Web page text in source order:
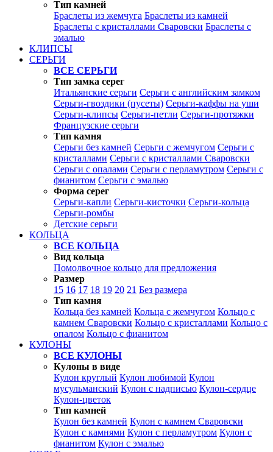
Тип камней
Браслеты из жемчуга Браслеты из камней
Браслеты с кристаллами Сваровски Браслеты с
эмалью
КЛИПСЫ
СЕРЬГИ
ВСЕ СЕРЬГИ
Тип замка серег
Итальянские серьги Серьги с английским замком
Серьги-гвоздики (пусеты) Серьги-каффы на уши
Серьги-клипсы Серьги-петли Серьги-протяжки
Французские серьги
Тип камня
Серьги без камней Серьги с жемчугом Серьги с
кристаллами Серьги с кристаллами Сваровски
Серьги с опалами Серьги с перламутром Серьги с
фианитом Серьги с эмалью
Форма серег
Серьги-капли Серьги-кисточки Серьги-кольца
Серьги-ромбы
Детские серьги
КОЛЬЦА
ВСЕ КОЛЬЦА
Вид кольца
Помолвочное кольцо для предложения
Размер
15 16 17 18 19 20 21 Без размера
Тип камня
Кольца без камней Кольца с жемчугом Кольцо с
камнем Сваровски Кольцо с кристаллами Кольцо с
опалом Кольцо с фианитом
КУЛОНЫ
ВСЕ КУЛОНЫ
Кулоны в виде
Кулон круглый Кулон любимой Кулон
мусульманский Кулон с надписью Кулон-сердце
Кулон-цветок
Тип камней
Кулон без камней Кулон с камнем Сваровски
Кулон с камнями Кулон с перламутром Кулон с
фианитом Кулон с эмалью